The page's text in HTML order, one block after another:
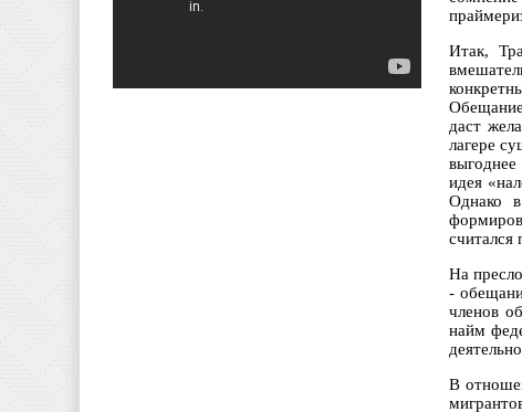
Итак,
Обещание
даст
лагере
выгоднее
идея
Однако
считался
На
-
членов
найм
В